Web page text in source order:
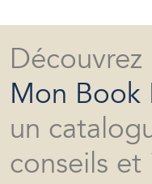
Découvrez
Mon Book
un
conseils